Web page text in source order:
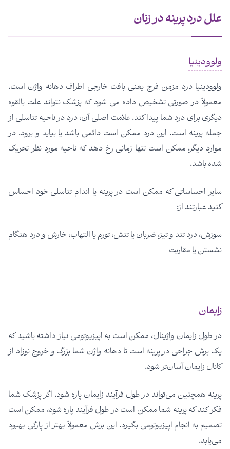
علل درد پرینه در زنان
ولوودینیا
ولوودینیا درد مزمن فرج یعنی بافت خارجی اطراف دهانه واژن است.
معمولاً در صورتی تشخیص داده می شود که پزشک نتواند علت بالقوه
دیگری برای درد شما پیدا کند. علامت اصلی آن، درد در ناحیه تناسلی از
جمله پرینه است. این درد ممکن است دائمی باشد یا بیاید و برود. در
موارد دیگر، ممکن است تنها زمانی رخ دهد که ناحیه مورد نظر تحریک
شده باشد.
سایر احساساتی که ممکن است در پرینه یا اندام تناسلی خود احساس
کنید عبارتند از:
سوزش، درد تند و تیز، ضربان یا تنش، تورم یا التهاب، خارش و درد هنگام
نشستن یا مقاربت
زایمان
در طول زایمان واژینال، ممکن است به اپیزیوتومی نیاز داشته باشید که
یک برش جراحی در پرینه است تا دهانه واژن شما بزرگ و خروج نوزاد از
کانال زایمان آسان‌تر شود.
پرینه همچنین می‌تواند در طول فرآیند زایمان پاره شود. اگر پزشک شما
فکر کند که پرینه شما ممکن است در طول فرآیند پاره شود، ممکن است
تصمیم به انجام اپیزیوتومی بگیرد. این برش معمولاً بهتر از پارگی بهبود
می‌یابد.